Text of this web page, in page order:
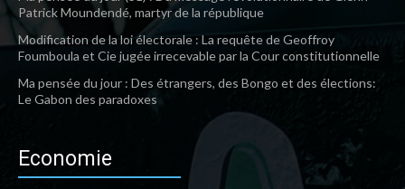
Patrick Moundendé, martyr de la république
Modification de la loi électorale : La requête de Geoffroy
Foumboula et Cie jugée irrecevable par la Cour constitutionnelle
Ma pensée du jour : Des étrangers, des Bongo et des élections:
Le Gabon des paradoxes
Economie